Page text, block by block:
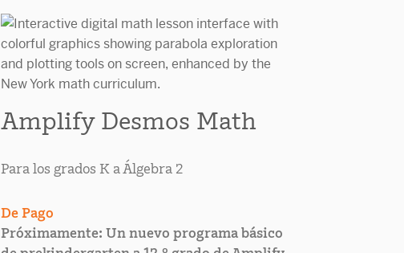
Amplify Desmos Math
Para los grados K a Álgebra 2
De Pago
Próximamente: Un nuevo programa básico